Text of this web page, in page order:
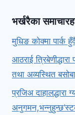
भर्खरैका
मुधिङ कोक्मा पार्क
आठराई
तथा अव्यस्थित
प्रजिअ